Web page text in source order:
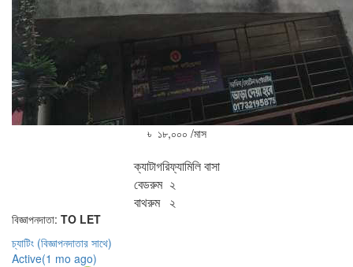
৳ ১৮,০০০ /মাস
ক্যাটাগরিফ্যামিলি বাসা
বেডরুম ২
বাথরুম ২
বিজ্ঞাপনদাতা: TO LET
চ্যাটিং (বিজ্ঞাপনদাতার সাথে)
Active(1 mo ago)